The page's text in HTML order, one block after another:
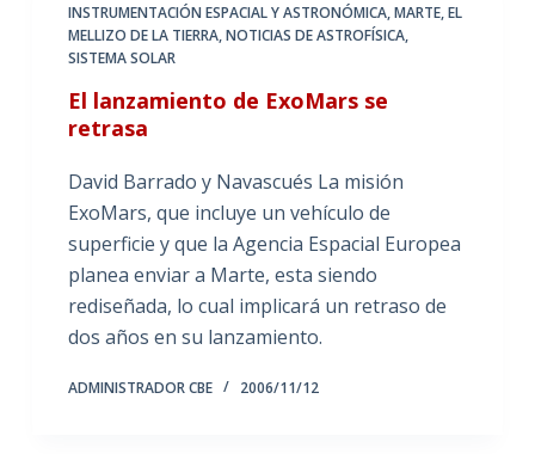
INSTRUMENTACIÓN ESPACIAL Y ASTRONÓMICA,MARTE, EL
MELLIZO DE LA TIERRA,NOTICIAS DE ASTROFÍSICA,
SISTEMA SOLAR
El lanzamiento de ExoMars se
retrasa
David Barrado y Navascués La misión
ExoMars, que incluye un vehículo de
superficie y que la Agencia Espacial Europea
planea enviar a Marte, esta siendo
rediseñada, lo cual implicará un retraso de
dos años en su lanzamiento.
ADMINISTRADOR CBE 2006/11/12